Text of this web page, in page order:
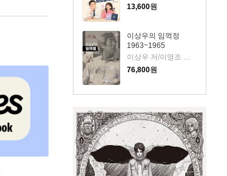
13,600원
이상우의 임꺽정
1963~1965
이상우 저/이영조 그림
76,800원